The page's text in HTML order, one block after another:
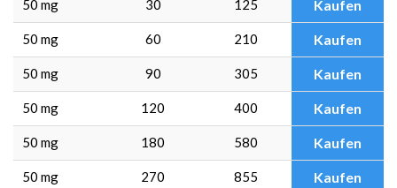
50 mg 30 125 Kaufen
50 mg 60 210 Kaufen
50 mg 90 305 Kaufen
50 mg 120 400 Kaufen
50 mg 180 580 Kaufen
50 mg 270 855 Kaufen